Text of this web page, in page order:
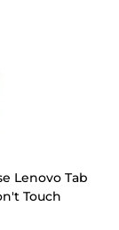
Lenovo Tab
Touch